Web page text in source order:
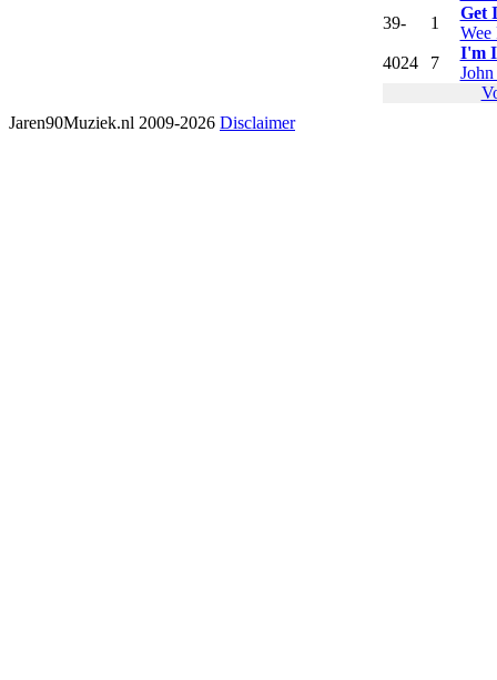
39- 1
Get
Wee
4024 7
I'm
Jaren90Muziek.nl 2009-2026 Disclaimer